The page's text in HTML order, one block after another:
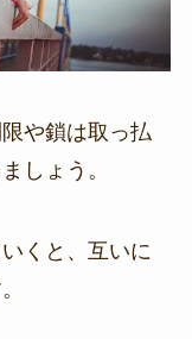
や鎖は取っ払
しょう。
くと、互いに